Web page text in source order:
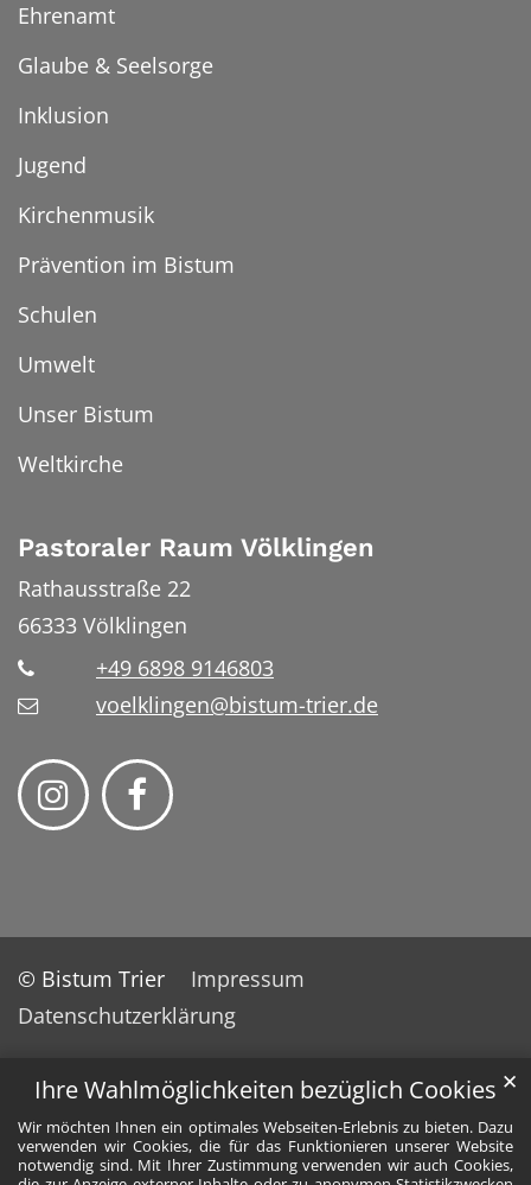
Ihre Wahlmöglichkeiten bezüglich Cookies
Wir möchten Ihnen ein optimales Webseiten-Erlebnis zu bieten. Dazu
verwenden wir Cookies, die für das Funktionieren unserer Website
notwendig sind. Mit Ihrer Zustimmung verwenden wir auch Cookies,
✕
Ehrenamt
Glaube & Seelsorge
Inklusion
Jugend
Kirchenmusik
Prävention im Bistum
Schulen
Umwelt
Unser Bistum
Weltkirche
Pastoraler Raum Völklingen
Rathausstraße 22
66333 Völklingen
+49 6898 9146803
voelklingen@bistum-trier.de
© Bistum Trier
Impressum
Datenschutzerklärung